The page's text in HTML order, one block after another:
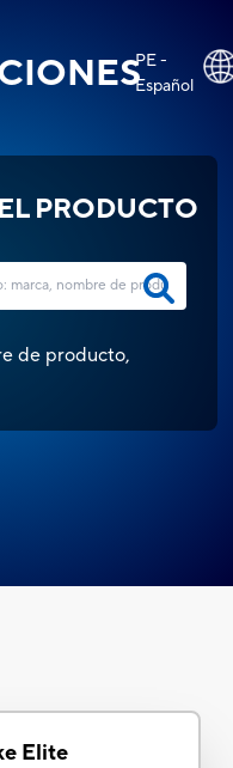
PE -
Español
PRODUCTO
de producto,
Elite